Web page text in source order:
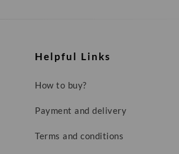
Helpful Links
How to buy?
Payment and delivery
Terms and conditions